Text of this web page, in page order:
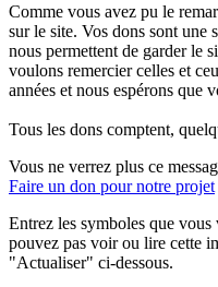
Comme vous avez pu le
sur le site. Vos dons sont une
nous permettent de garder le
voulons remercier celles et
années et nous espérons que
Tous les dons comptent,
Vous ne verrez plus ce
Faire un don pour notre projet
Entrez les symboles que
pouvez pas voir ou lire cette
"Actualiser" ci-dessous.